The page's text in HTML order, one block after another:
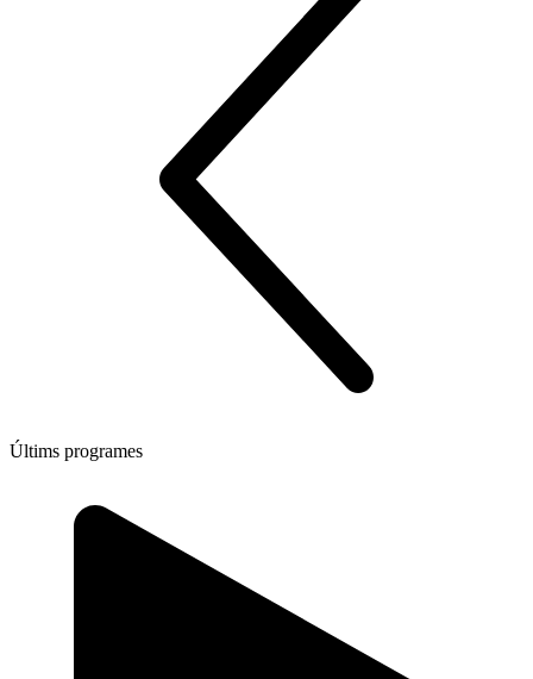
Últims programes